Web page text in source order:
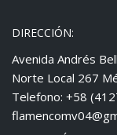
DIRECCIÓN:
Avenida Andrés
Norte Local 267
Telefono: +58